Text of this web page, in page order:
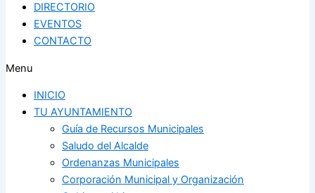
DIRECTORIO
EVENTOS
CONTACTO
Menu
INICIO
TU AYUNTAMIENTO
Guía de Recursos Municipales
Saludo del Alcalde
Ordenanzas Municipales
Corporación Municipal y Organización